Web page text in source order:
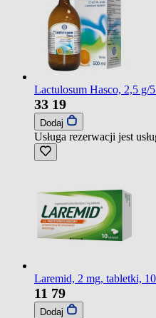
Lactulosum Hasco, 2,5 g/
33 19
Dodaj
Usługa rezerwacji jest
Laremid, 2 mg, tabletki,
11 79
Dodaj